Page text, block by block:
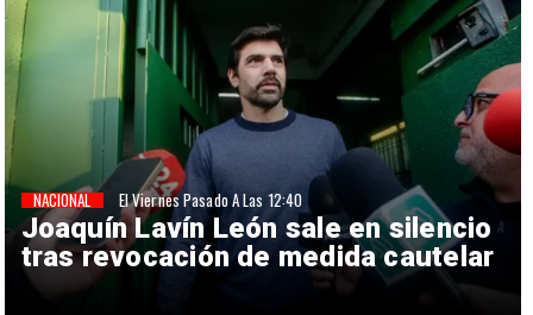
Joaquín Lavín León sale en silencio
tras revocación de medida cautelar
NACIONAL El Viernes Pasado A Las 12:40